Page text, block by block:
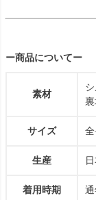
ー商品についてー
素材
サイズ
生産
着用時期